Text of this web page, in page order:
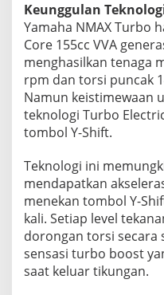
Keunggulan
Yamaha NMAX Turbo
Core 155cc VVA
menghasilkan tenaga
rpm dan torsi puncak
Namun keistimewaan
teknologi Turbo
tombol Y-Shift.
Teknologi ini
mendapatkan
menekan tombol Y-
kali. Setiap level
dorongan torsi secara
sensasi turbo boost
saat keluar tikungan.